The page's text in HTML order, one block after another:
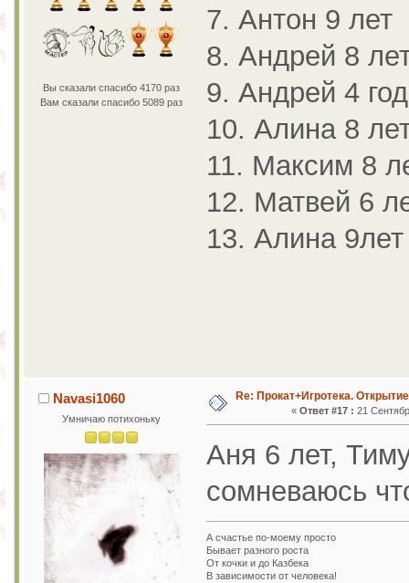
Вы сказали спасибо 4170 раз
Вам сказали спасибо 5089 раз
7. Антон 9 лет
8. Андрей 8
9. Андрей 4
10. Алина 8
11. Максим 8
12. Матвей 6
13. Алина 9лет
Navasi1060
Умничаю потихоньку
Re: Прокат+Игротека.
«Ответ #17 : 21
Аня 6 лет,
сомневаюсь
А счастье по-моему просто
Бывает разного роста
От кочки и до Казбека
В зависимости от человека!